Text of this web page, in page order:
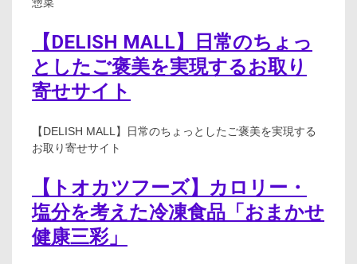
【DELISH MALL】日常のちょっ
としたご褒美を実現するお取り
寄せサイト
【DELISH MALL】日常のちょっとしたご褒美を実現する
お取り寄せサイト
【トオカツフーズ】カロリー・
塩分を考えた冷凍食品「おまかせ
健康三彩」